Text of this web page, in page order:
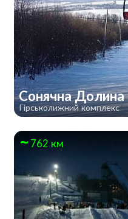
Сонячна Долина
Гірськолижний комплекс
762 км